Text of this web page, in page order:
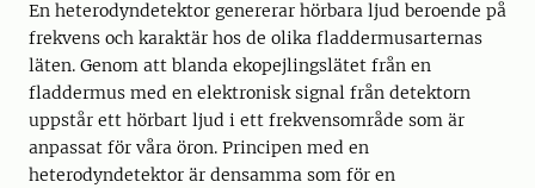
En heterodyndetektor genererar hörbara ljud beroende på
frekvens och karaktär hos de olika fladdermusarternas
läten. Genom att blanda ekopejlingslätet från en
fladdermus med en elektronisk signal från detektorn
uppstår ett hörbart ljud i ett frekvensområde som är
anpassat för våra öron. Principen med en
heterodyndetektor är densamma som för en